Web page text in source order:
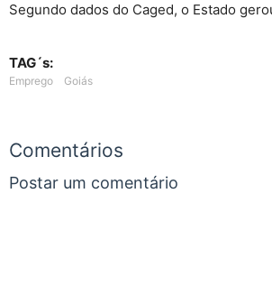
Segundo dados do Caged, o Estado
TAG´s:
Emprego Goiás
Comentários
Postar um comentário